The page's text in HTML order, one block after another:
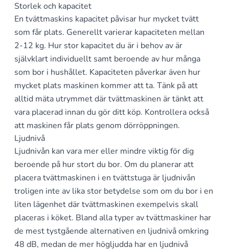
Storlek och kapacitet
En tvättmaskins kapacitet påvisar hur mycket tvätt
som får plats. Generellt varierar kapaciteten mellan
2-12 kg. Hur stor kapacitet du är i behov av är
självklart individuellt samt beroende av hur många
som bor i hushållet. Kapaciteten påverkar även hur
mycket plats maskinen kommer att ta. Tänk på att
alltid mäta utrymmet där tvättmaskinen är tänkt att
vara placerad innan du gör ditt köp. Kontrollera också
att maskinen får plats genom dörröppningen.
Ljudnivå
Ljudnivån kan vara mer eller mindre viktig för dig
beroende på hur stort du bor. Om du planerar att
placera tvättmaskinen i en tvättstuga är ljudnivån
troligen inte av lika stor betydelse som om du bor i en
liten lägenhet där tvättmaskinen exempelvis skall
placeras i köket. Bland alla typer av tvättmaskiner har
de mest tystgående alternativen en ljudnivå omkring
48 dB, medan de mer högljudda har en ljudnivå